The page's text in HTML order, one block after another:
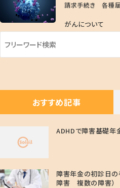
請求手続き 各種
がんについて
おすすめ記事
ADHDで障害基礎
障害年金の初診日
障害 複数の障害）